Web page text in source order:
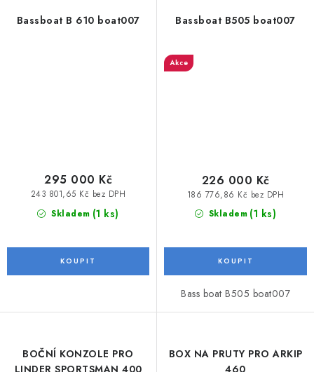
Bassboat B 610 boat007
Skladem (1 ks)
243 801,65 Kč bez DPH
295 000 Kč
Bassboat B505 boat007
Akce
Skladem (1 ks)
186 776,86 Kč bez DPH
226 000 Kč
Bass boat B505 boat007
BOČNÍ KONZOLE PRO
BOX NA PRUTY PRO ARKIP